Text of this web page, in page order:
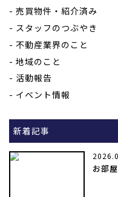
売買物件・紹介済み
スタッフのつぶやき
不動産業界のこと
地域のこと
活動報告
イベント情報
新着記事
お部